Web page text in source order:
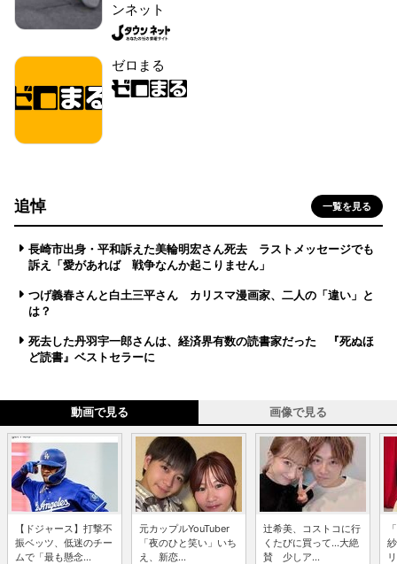
ンネット
ゼロまる
追悼 一覧を見る
長崎市出身・平和訴えた美輪明宏さん死去 ラストメッセージでも
訴え「愛があれば 戦争なんか起こりません」
つげ義春さんと白土三平さん カリスマ漫画家、二人の「違い」と
は？
死去した丹羽宇一郎さんは、経済界有数の読書家だった 『死ぬほ
ど読書』ベストセラーに
動画で見る 画像で見る
【ドジャース】打撃不
振ベッツ、低迷のチー
ムで「最も懸念...
元カップルYouTuber
「夜のひと笑い」いち
え、新恋...
辻希美、コストコに行
くたびに買って...大絶
賛 少しア...